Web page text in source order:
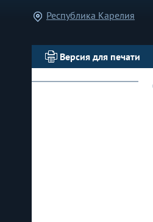
Республика Карелия
Версия для печати